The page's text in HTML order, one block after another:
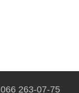
066 263-07-75